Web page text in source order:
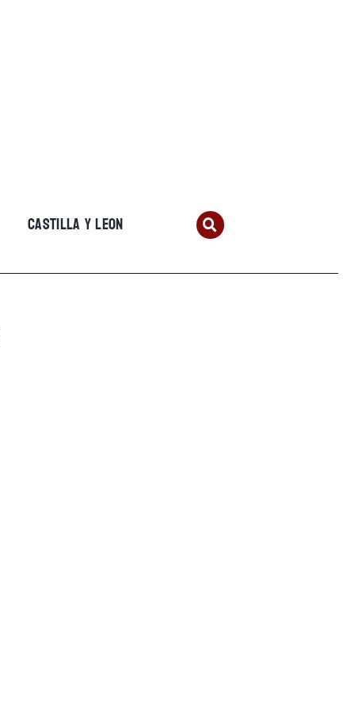
CASTILLA Y LEON